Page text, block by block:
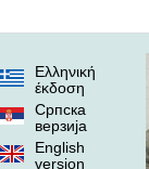
Ελληνική
έκδοση
Српска
верзиjа
English
version